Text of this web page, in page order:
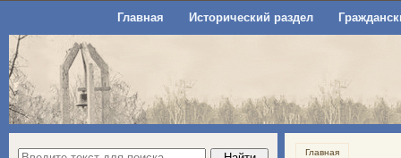
Главная Исторический раздел
Главная